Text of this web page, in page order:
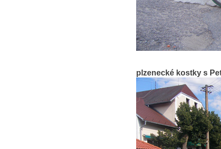
plzenecké kostky s